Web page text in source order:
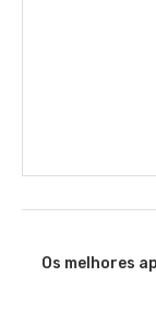
Os melhores